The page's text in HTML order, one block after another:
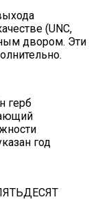
(UNC,
двором. Эти
герб
год